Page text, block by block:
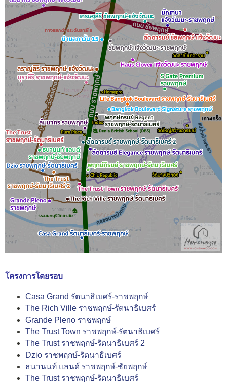
โครงการโดยรอบ
Casa Grand รัตนาธิเบศร์-ราชพฤกษ์
The Rich Ville ราชพฤกษ์-รัตนาธิเบศร์
Grande Pleno ราชพฤกษ์
The Trust Town ราชพฤกษ์-รัตนาธิเบศร์
The Trust ราชพฤกษ์-รัตนาธิเบศร์ 2
Dzio ราชพฤกษ์-รัตนาธิเบศร์
ธนานนท์ แลนด์ ราชพฤกษ์-ชัยพฤกษ์
The Trust ราชพฤกษ์-รัตนาธิเบศร์